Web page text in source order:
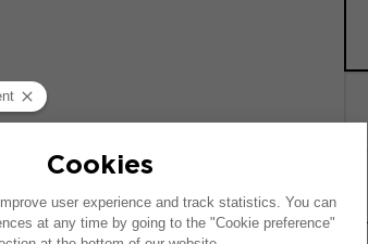
audio di serie. Se il tuo
indicati nello schema potrebbe